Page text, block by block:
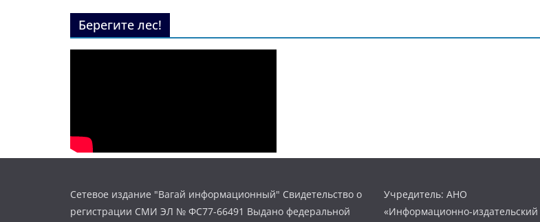
Берегите лес!
Сетевое издание "Вагай информационный" Свидетельство о
регистрации СМИ ЭЛ № ФС77-66491 Выдано федеральной
Учредитель: АНО
«Информационно-издательский